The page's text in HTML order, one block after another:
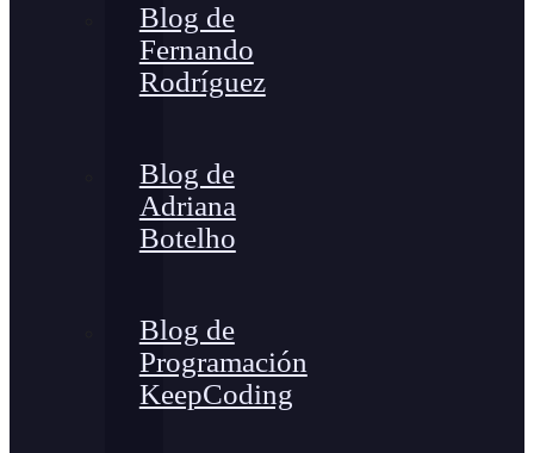
Blog de
Fernando
Rodríguez
Blog de
Adriana
Botelho
Blog de
Programación
KeepCoding